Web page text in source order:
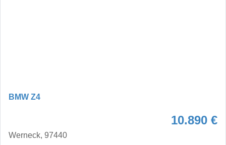
BMW Z4
10.890 €
Werneck, 97440